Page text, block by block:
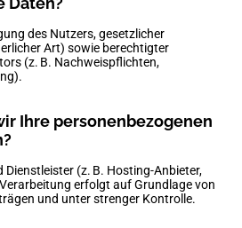
des Nutzers, gesetzlicher
Art) sowie berechtigter
(z. B. Nachweispflichten,
Ihre personenbezogenen
(z. B. Hosting-Anbieter,
erfolgt auf Grundlage von
und unter strenger Kontrolle.